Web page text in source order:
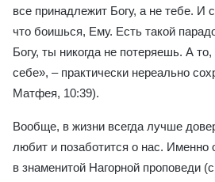
все принадлежит Богу, а не тебе. И
что боишься, Ему. Есть такой
Богу, ты никогда не потеряешь. А
себе», – практически нереально
Матфея, 10:39).
Вообще, в жизни всегда лучше
любит и позаботится о нас. Именно
в знаменитой Нагорной проповеди